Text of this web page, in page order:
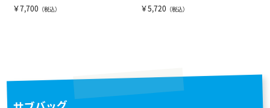
ば、あらゆ...
￥7,700 （税込）
るコンパート...
￥5,720 （税込）